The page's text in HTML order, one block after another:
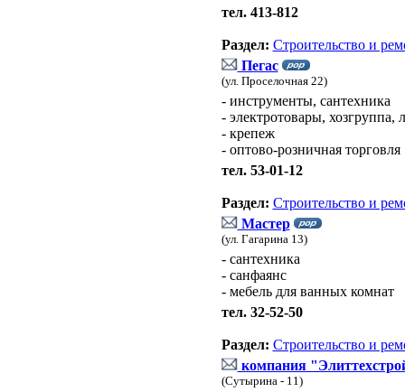
тел. 413-812
Раздел: Строительство и
Пегас
(ул. Проселочная 22)
- инструменты, сантехника
- электротовары, хозгруппа,
- крепеж
- оптово-розничная торговля
тел. 53-01-12
Раздел: Строительство и
Мастер
(ул. Гагарина 13)
- сантехника
- санфаянс
- мебель для ванных комнат
тел. 32-52-50
Раздел: Строительство и
компания
(Сутырина - 11)